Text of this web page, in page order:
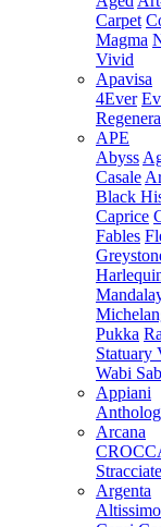
Carpet
Magma
Vivid
Apavisa
4Ever
APE
Abyss
Casale
Black
Caprice
Fables
Pukka
Statuary
Wabi
Appiani
Arcana
Argenta
Altissimo